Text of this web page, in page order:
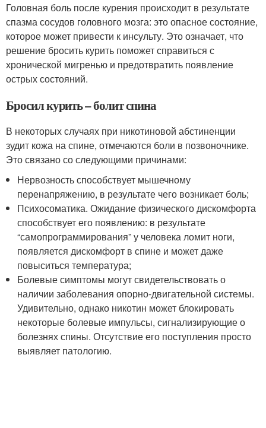
Головная боль после курения происходит в результате
спазма сосудов головного мозга: это опасное состояние,
которое может привести к инсульту. Это означает, что
решение бросить курить поможет справиться с
хронической мигренью и предотвратить появление
острых состояний.
Бросил курить – болит спина
В некоторых случаях при никотиновой абстиненции
зудит кожа на спине, отмечаются боли в позвоночнике.
Это связано со следующими причинами:
Нервозность способствует мышечному
перенапряжению, в результате чего возникает боль;
Психосоматика. Ожидание физического дискомфорта
способствует его появлению: в результате
“самопрограммирования” у человека ломит ноги,
появляется дискомфорт в спине и может даже
повыситься температура;
Болевые симптомы могут свидетельствовать о
наличии заболевания опорно-двигательной системы.
Удивительно, однако никотин может блокировать
некоторые болевые импульсы, сигнализирующие о
болезнях спины. Отсутствие его поступления просто
выявляет патологию.